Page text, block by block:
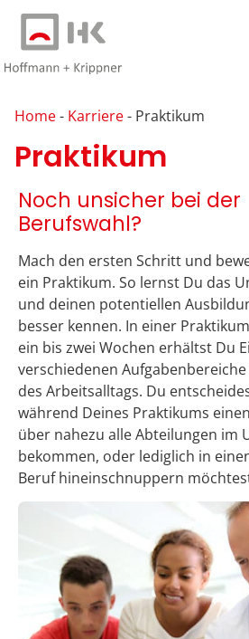
Home- Karriere- Praktikum
Praktikum
Noch unsicher bei der
Berufswahl?
Mach den ersten Schritt und
ein Praktikum. So lernst Du das
und deinen potentiellen
besser kennen. In einer
ein bis zwei Wochen erhältst Du
verschiedenen
des Arbeitsalltags. Du
während Deines Praktikums
über nahezu alle Abteilungen im
bekommen, oder lediglich in
Beruf hineinschnuppern